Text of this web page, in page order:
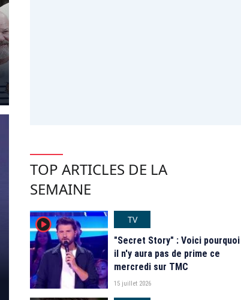
TOP ARTICLES DE LA
SEMAINE
player2
TV
"Secret Story" : Voici pourquoi
il n'y aura pas de prime ce
mercredi sur TMC
15 juillet 2026